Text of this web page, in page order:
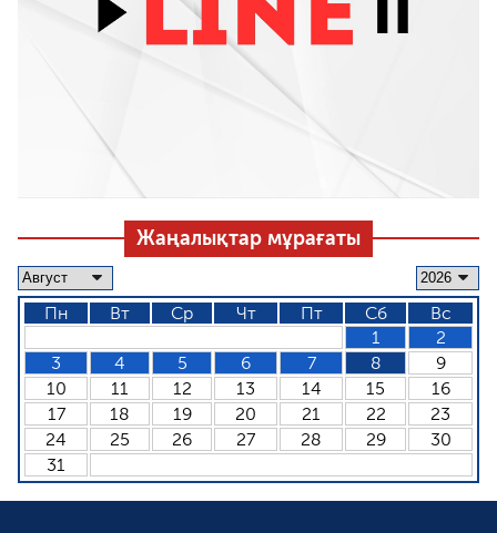
Жаңалықтар мұрағаты
Пн Вт Ср Чт Пт Сб
Вс
1
2
3
4 5 6 7 8
9
10
11 12 13 14 15
16
17
18 19 20 21 22
23
24
25 26 27 28 29
30
31